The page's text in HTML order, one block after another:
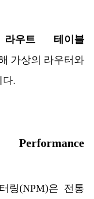
우트 테이블
가상의 라우터와
다.
링(NPM)은 전통